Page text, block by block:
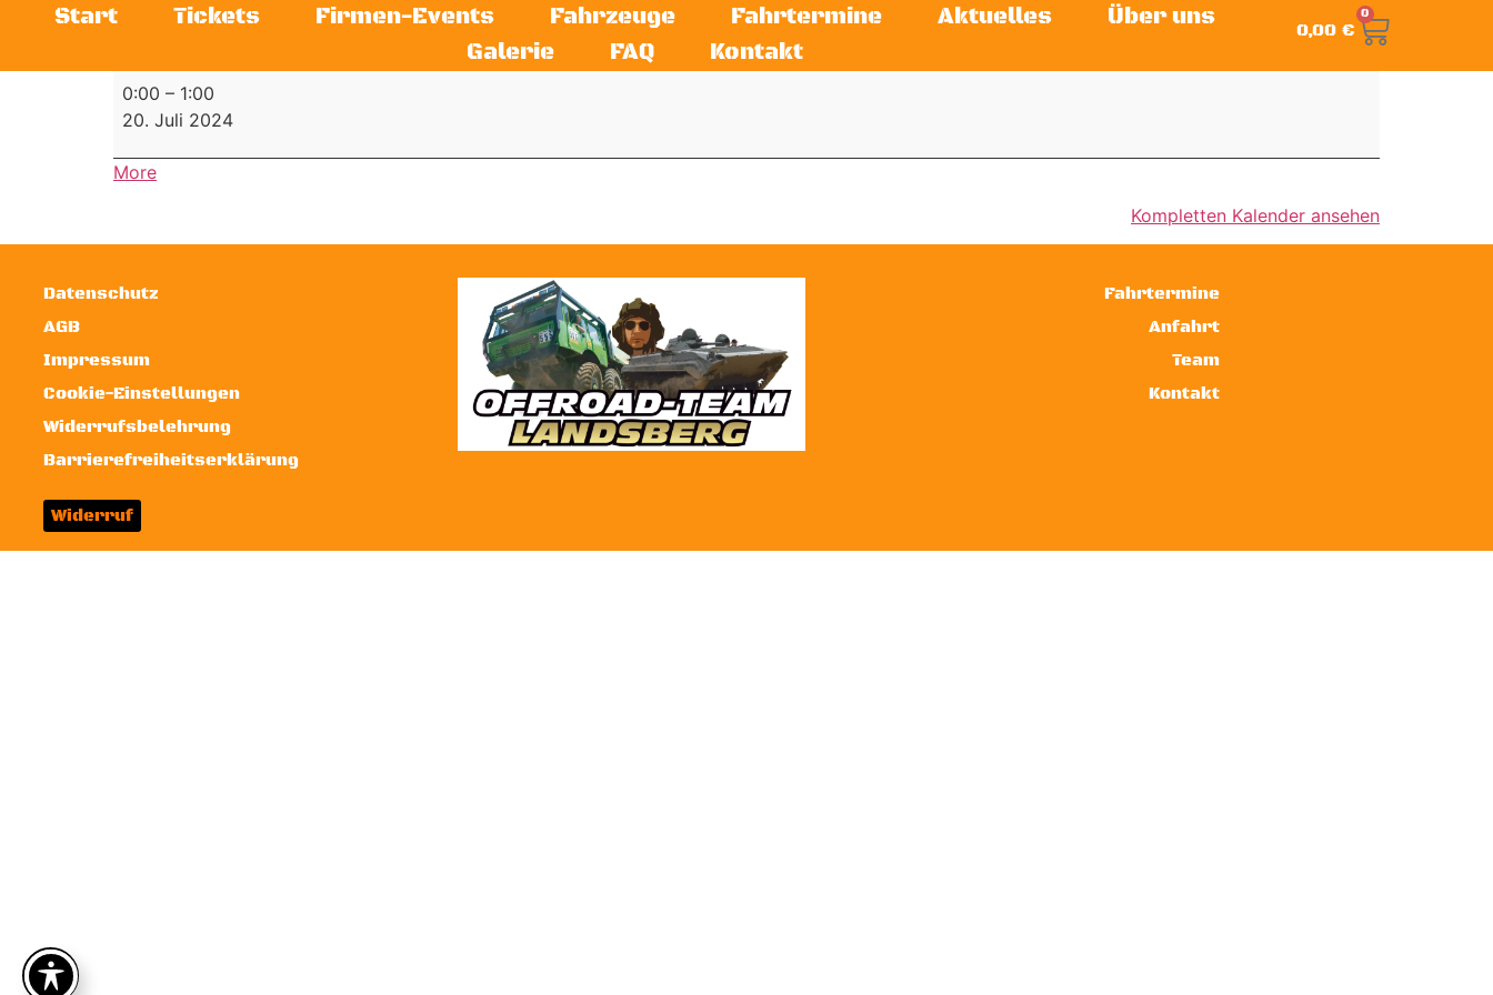
Start Tickets Firmen-Events Fahrzeuge Fahrtermine Aktuelles
Über uns
Galerie
FAQ Kontakt
0,00 €
0
0:00 – 1:00
20. Juli 2024
More
Kompletten Kalender ansehen
Datenschutz
AGB
Impressum
Cookie-Einstellungen
Widerrufsbelehrung
Barrierefreiheitserklärung
Widerruf
Fahrtermine
Anfahrt
Team
Kontakt